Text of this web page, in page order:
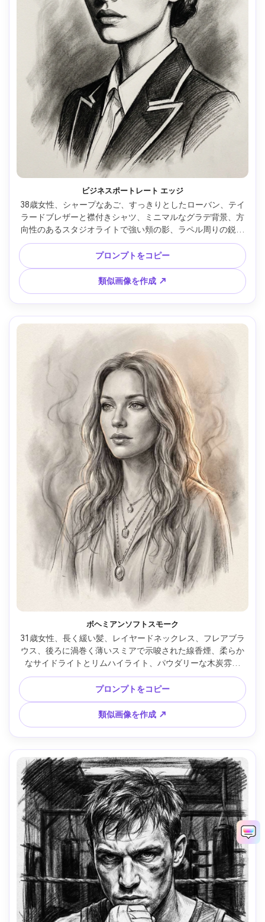
ビジネスポートレート エッジ
38歳女性、シャープなあご、すっきりとしたローバン、テイ
ラードブレザーと襟付きシャツ、ミニマルなグラデ背景、方
向性のあるスタジオライトで強い頬の影、ラペル周りの鋭い
線、コントロールされたクロスハッチング、ハイコントラス
ト、エグゼクティブな自信、目と眉の描写が詳細、85mmレ
ンズ、浅い被写界深度 --ar 4:5
プロンプトをコピー
類似画像を作成 ↗
ボヘミアンソフトスモーク
31歳女性、長く緩い髪、レイヤードネックレス、フレアブラ
ウス、後ろに渦巻く薄いスミアで示唆された線香煙、柔らか
なサイドライトとリムハイライト、パウダリーな木炭雰囲
気、柔らかいエッジ、唇と虹彩のディテール、夢見心地で穏
やかなムード、質感ある紙目、85mmレンズ、浅い被写界深
度 --ar 4:5
プロンプトをコピー
類似画像を作成 ↗